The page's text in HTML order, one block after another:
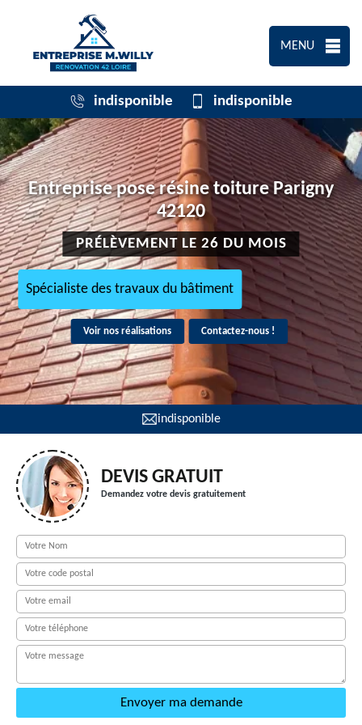
MENU
indisponible indisponible
Entreprise pose résine toiture Parigny
42120
PRÉLÈVEMENT LE 26 DU MOIS
Spécialiste des travaux du bâtiment
Voir nos réalisations Contactez-nous !
indisponible
DEVIS GRATUIT
Demandez votre devis gratuitement